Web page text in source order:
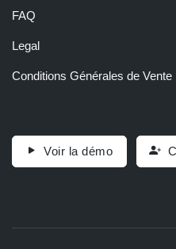
FAQ
Legal
Conditions Générales de Vente
Voir la démo